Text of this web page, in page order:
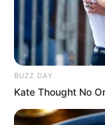
BUZZ DAY
Kate Thought No